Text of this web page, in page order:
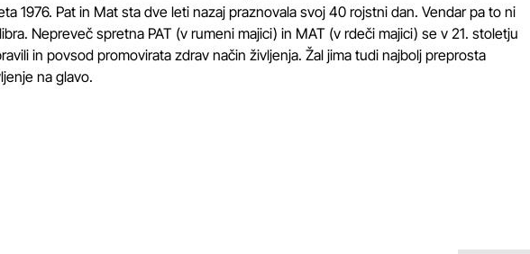
1976. Pat in Mat sta dve leti nazaj praznovala svoj 40 rojstni dan. Vendar pa to ni
Nepreveč spretna PAT (v rumeni majici) in MAT (v rdeči majici) se v 21. stoletju
in povsod promovirata zdrav način življenja. Žal jima tudi najbolj preprosta
na glavo.